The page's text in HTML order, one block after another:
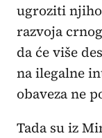
ugroziti
razvoja
da će više
na ilegalne
obaveza ne
Tada su iz